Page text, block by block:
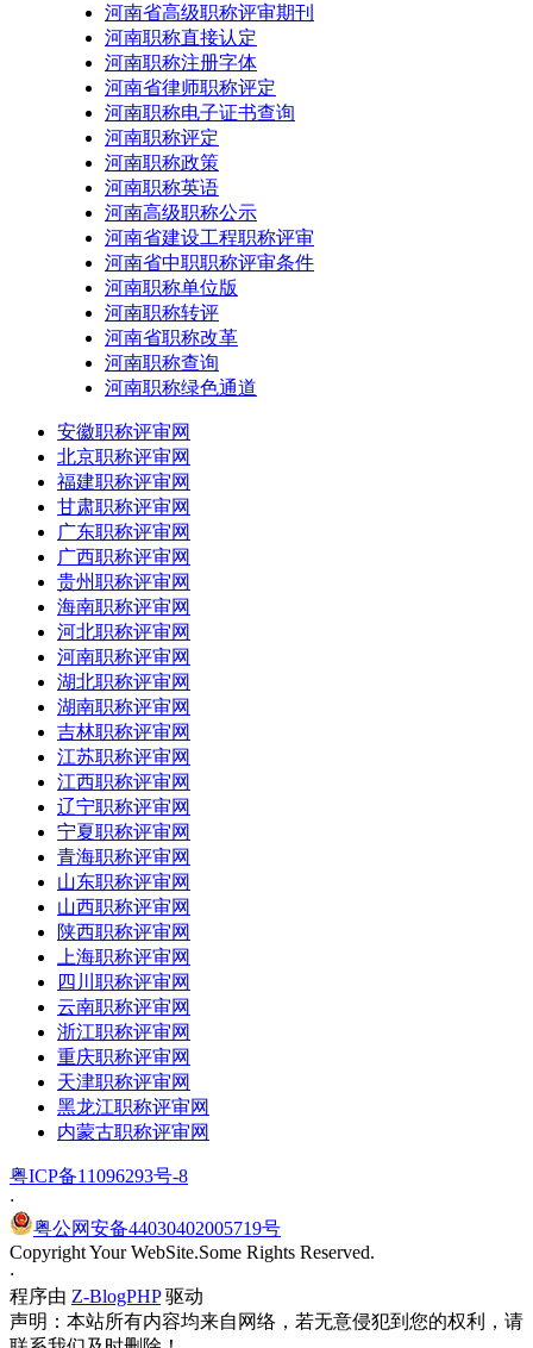
河南省高级职称评审期刊
河南职称直接认定
河南职称注册字体
河南省律师职称评定
河南职称电子证书查询
河南职称评定
河南职称政策
河南职称英语
河南高级职称公示
河南省建设工程职称评审
河南省中职职称评审条件
河南职称单位版
河南职称转评
河南省职称改革
河南职称查询
河南职称绿色通道
安徽职称评审网
北京职称评审网
福建职称评审网
甘肃职称评审网
广东职称评审网
广西职称评审网
贵州职称评审网
海南职称评审网
河北职称评审网
河南职称评审网
湖北职称评审网
湖南职称评审网
吉林职称评审网
江苏职称评审网
江西职称评审网
辽宁职称评审网
宁夏职称评审网
青海职称评审网
山东职称评审网
山西职称评审网
陕西职称评审网
上海职称评审网
四川职称评审网
云南职称评审网
浙江职称评审网
重庆职称评审网
天津职称评审网
黑龙江职称评审网
内蒙古职称评审网
粤ICP备11096293号-8
·
粤公网安备44030402005719号
Copyright Your WebSite.Some Rights Reserved.
·
程序由 Z-BlogPHP驱动
声明：本站所有内容均来自网络，若无意侵犯到您的权利，请